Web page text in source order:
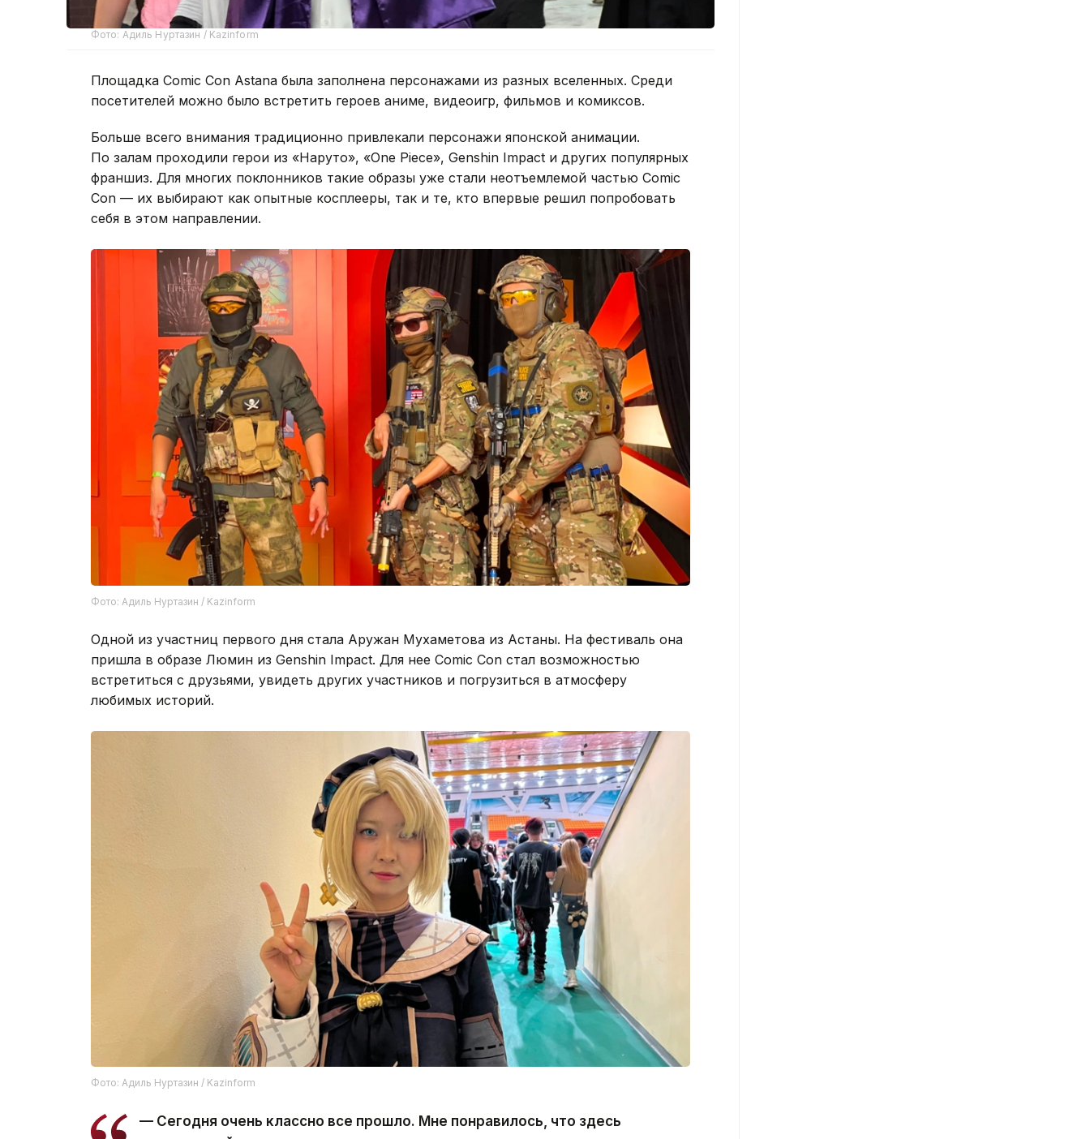
Фото: Адиль Нуртазин / Kazinform
Площадка Comic Con Astana была заполнена персонажами из разных вселенных. Среди
посетителей можно было встретить героев аниме, видеоигр, фильмов и комиксов.
Больше всего внимания традиционно привлекали персонажи японской анимации.
По залам проходили герои из «Наруто», «One Piece», Genshin Impact и других популярных
франшиз. Для многих поклонников такие образы уже стали неотъемлемой частью Comic
Con — их выбирают как опытные косплееры, так и те, кто впервые решил попробовать
себя в этом направлении.
Фото: Адиль Нуртазин / Kazinform
Одной из участниц первого дня стала Аружан Мухаметова из Астаны. На фестиваль она
пришла в образе Люмин из Genshin Impact. Для нее Comic Con стал возможностью
встретиться с друзьями, увидеть других участников и погрузиться в атмосферу
любимых историй.
Фото: Адиль Нуртазин / Kazinform
— Сегодня очень классно все прошло. Мне понравилось, что здесь